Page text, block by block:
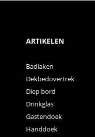
ARTIKELEN
Badlaken
Dekbedovertrek
Diep bord
Drinkglas
Gastendoek
Handdoek